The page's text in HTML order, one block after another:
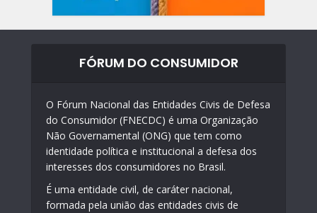
FÓRUM DO CONSUMIDOR
O Fórum Nacional das Entidades Civis de Defesa
do Consumidor (FNECDC) é uma Organização
Não Governamental (ONG) que tem como
identidade política e institucional a defesa dos
interesses dos consumidores no Brasil.
É uma entidade civil, de caráter nacional,
formada pela união das entidades civis de